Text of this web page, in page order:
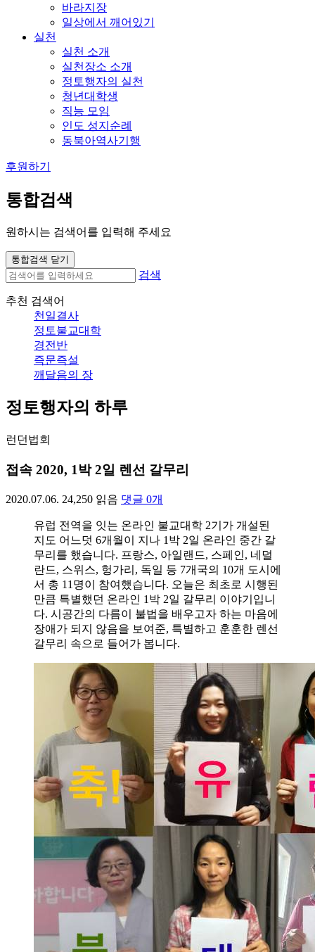
바라지장
일상에서 깨어있기
실천
실천 소개
실천장소 소개
정토행자의 실천
청년대학생
직능 모임
인도 성지순례
동북아역사기행
후원하기
통합검색
원하시는 검색어를 입력해 주세요
통합검색 닫기
검색
추천 검색어
천일결사
정토불교대학
경전반
즉문즉설
깨달음의 장
정토행자의 하루
런던법회
접속 2020, 1박 2일 렌선 갈무리
2020.07.06. 24,250 읽음 댓글 0개
유럽 전역을 잇는 온라인 불교대학 2기가 개설된
지도 어느덧 6개월이 지나 1박 2일 온라인 중간 갈
무리를 했습니다. 프랑스, 아일랜드, 스페인, 네덜
란드, 스위스, 헝가리, 독일 등 7개국의 10개 도시에
서 총 11명이 참여했습니다. 오늘은 최초로 시행된
만큼 특별했던 온라인 1박 2일 갈무리 이야기입니
다. 시공간의 다름이 불법을 배우고자 하는 마음에
장애가 되지 않음을 보여준, 특별하고 훈훈한 렌선
갈무리 속으로 들어가 봅니다.